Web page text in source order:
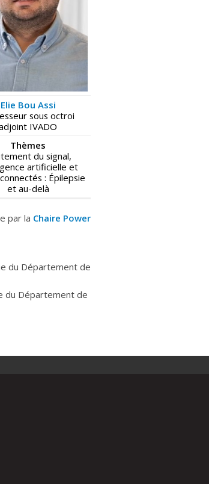
Elie Bou Assi
sous octroi
IVADO
Thèmes
du signal,
artificielle et
: Épilepsie
et au-delà
par la Chaire Power
du Département de
du Département de